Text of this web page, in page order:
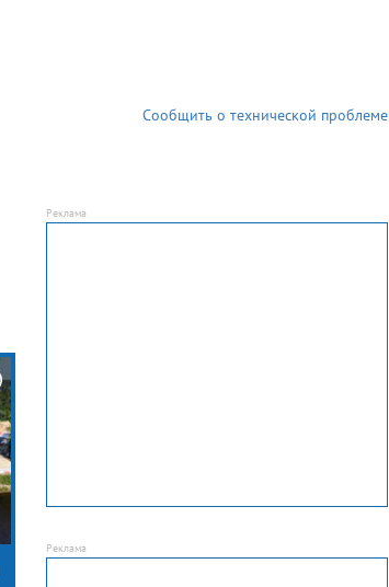
Сообщить о технической проблеме